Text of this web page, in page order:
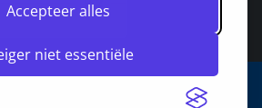
Accepteer alles
niet essentiële
Over DeurStijl Projecten